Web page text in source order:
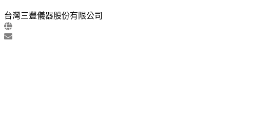
台灣三豐儀器股份有限公司